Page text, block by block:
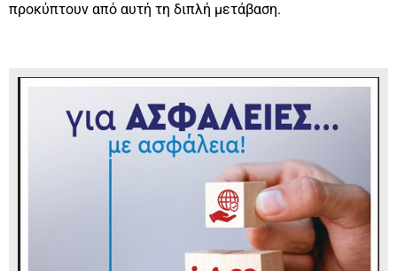
προκύπτουν από αυτή τη διπλή μετάβαση.